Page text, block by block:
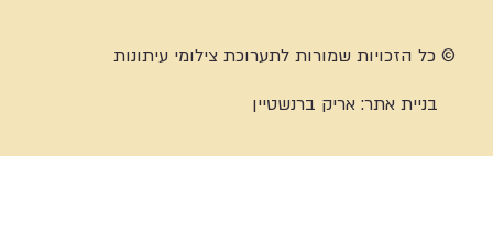
© כל הזכויות שמורות לתערוכת צילומי עיתונות
בניית אתר:אריק ברנשטיין